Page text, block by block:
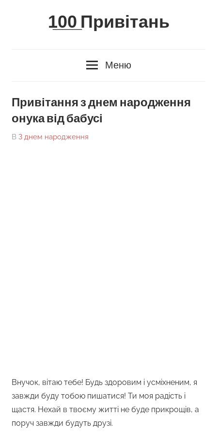
1̲0̲0̲ Привітань
Меню
Привітання з днем народження
онука від бабусі
On
By
В З днем народження
Внучок, вітаю тебе! Будь здоровим і усміхненим, я
завжди буду тобою пишатися! Ти моя радість і
щастя. Нехай в твоєму житті не буде прикрощів, а
поруч завжди будуть друзі.